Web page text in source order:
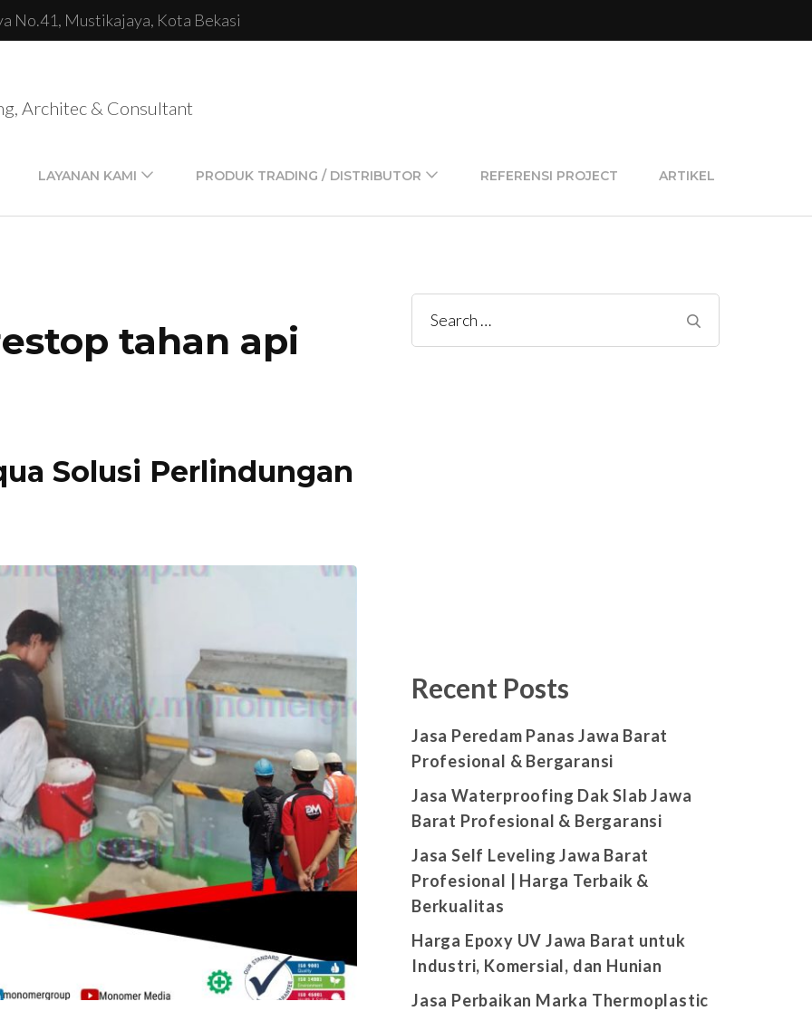
No.41, Mustikajaya, Kota Bekasi
Architec & Consultant
LAYANAN KAMI PRODUK TRADING / DISTRIBUTOR REFERENSI PROJECT ARTIKEL
tahan api
Solusi Perlindungan
Search
for:
Recent Posts
Jasa Peredam Panas Jawa Barat
Profesional & Bergaransi
Jasa Waterproofing Dak Slab Jawa
Barat Profesional & Bergaransi
Jasa Self Leveling Jawa Barat
Profesional | Harga Terbaik &
Berkualitas
Harga Epoxy UV Jawa Barat untuk
Industri, Komersial, dan Hunian
Jasa Perbaikan Marka Thermoplastic